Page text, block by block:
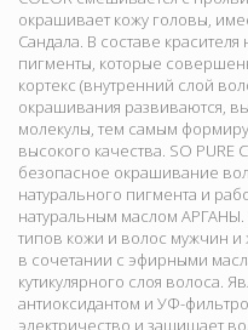
окрашивает кожу головы,
Сандала. В составе
пигменты, которые
кортекс (внутренний слой
окрашивания развиваются,
молекулы, тем самым
высокого качества. SO
безопасное окрашивание
натурального пигмента и
натуральным маслом
типов кожи и волос мужчин
в сочетании с эфирными
кутикулярного слоя волоса.
антиоксидантом и УФ-
электричество и защищает